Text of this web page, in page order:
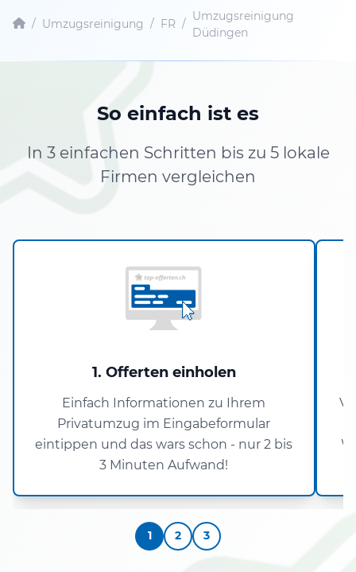
/ Umzugsreinigung / FR /
Umzugsreinigung
Düdingen
So einfach ist es
In 3 einfachen Schritten bis zu 5 lokale
Firmen vergleichen
1. Offerten einholen
Einfach Informationen zu Ihrem
Privatumzug im Eingabeformular
eintippen und das wars schon - nur 2 bis
3 Minuten Aufwand!
1 2 3